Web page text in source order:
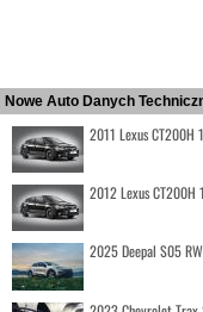
Nowe Auto Danych
2011 Lexus CT200H
2012 Lexus CT200H
2025 Deepal S05